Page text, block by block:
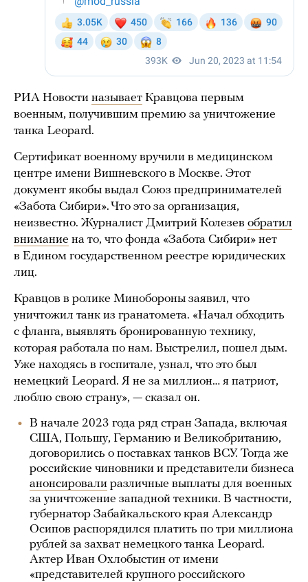
РИА Новости называет Кравцова первым
военным, получившим премию за уничтожение
танка Leopard.
Сертификат военному вручили в медицинском
центре имени Вишневского в Москве. Этот
документ якобы выдал Союз предпринимателей
«Забота Сибири». Что это за организация,
неизвестно. Журналист Дмитрий Колезев обратил
внимание на то, что фонда «Забота Сибири» нет
в Едином государственном реестре юридических
лиц.
Кравцов в ролике Минобороны заявил, что
уничтожил танк из гранатомета. «Начал обходить
с фланга, выявлять бронированную технику,
которая работала по нам. Выстрелил, пошел дым.
Уже находясь в госпитале, узнал, что это был
немецкий Leopard. Я не за миллион… я патриот,
люблю свою страну», — сказал он.
В начале 2023 года ряд стран Запада, включая
США, Польшу, Германию и Великобританию,
договорились о поставках танков ВСУ. Тогда же
российские чиновники и представители бизнеса
анонсировали различные выплаты для военных
за уничтожение западной техники. В частности,
губернатор Забайкальского края Александр
Осипов распорядился платить по три миллиона
рублей за захват немецкого танка Leopard.
Актер Иван Охлобыстин от имени
«представителей крупного российского